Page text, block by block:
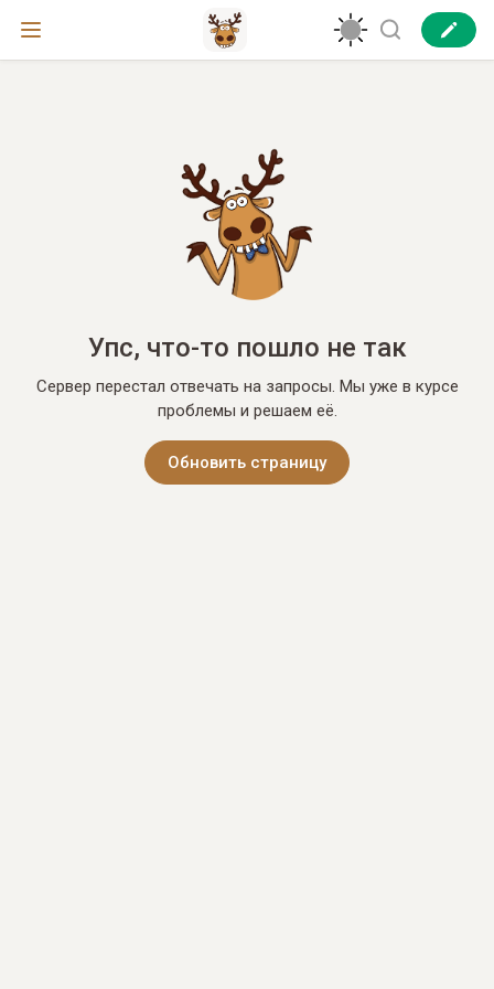
Упс, что-то пошло не так
Сервер перестал отвечать на запросы. Мы уже в курсе
проблемы и решаем её.
Обновить страницу